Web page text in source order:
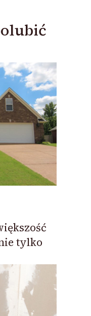
tylko